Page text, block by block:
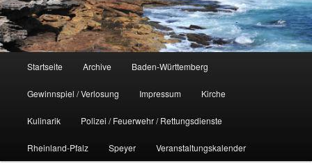
Startseite Archive Baden-Württemberg
Gewinnspiel / Verlosung Impressum Kirche
Kulinarik Polizei / Feuerwehr / Rettungsdienste
Rheinland-Pfalz Speyer Veranstaltungskalender